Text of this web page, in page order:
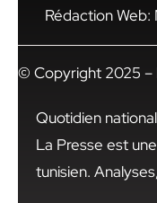
Rédaction Web:
© Copyright 2025 –
Quotidien
La Presse est
tunisien.